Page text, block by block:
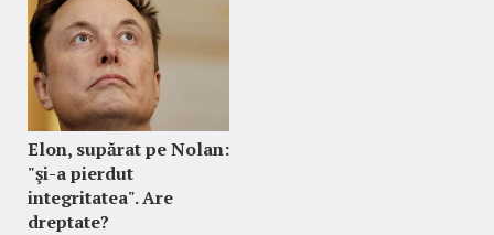
Elon, supărat pe Nolan:
"şi-a pierdut
integritatea". Are
dreptate?